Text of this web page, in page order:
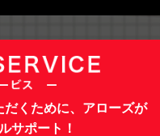
くために、アローズが
サポート！